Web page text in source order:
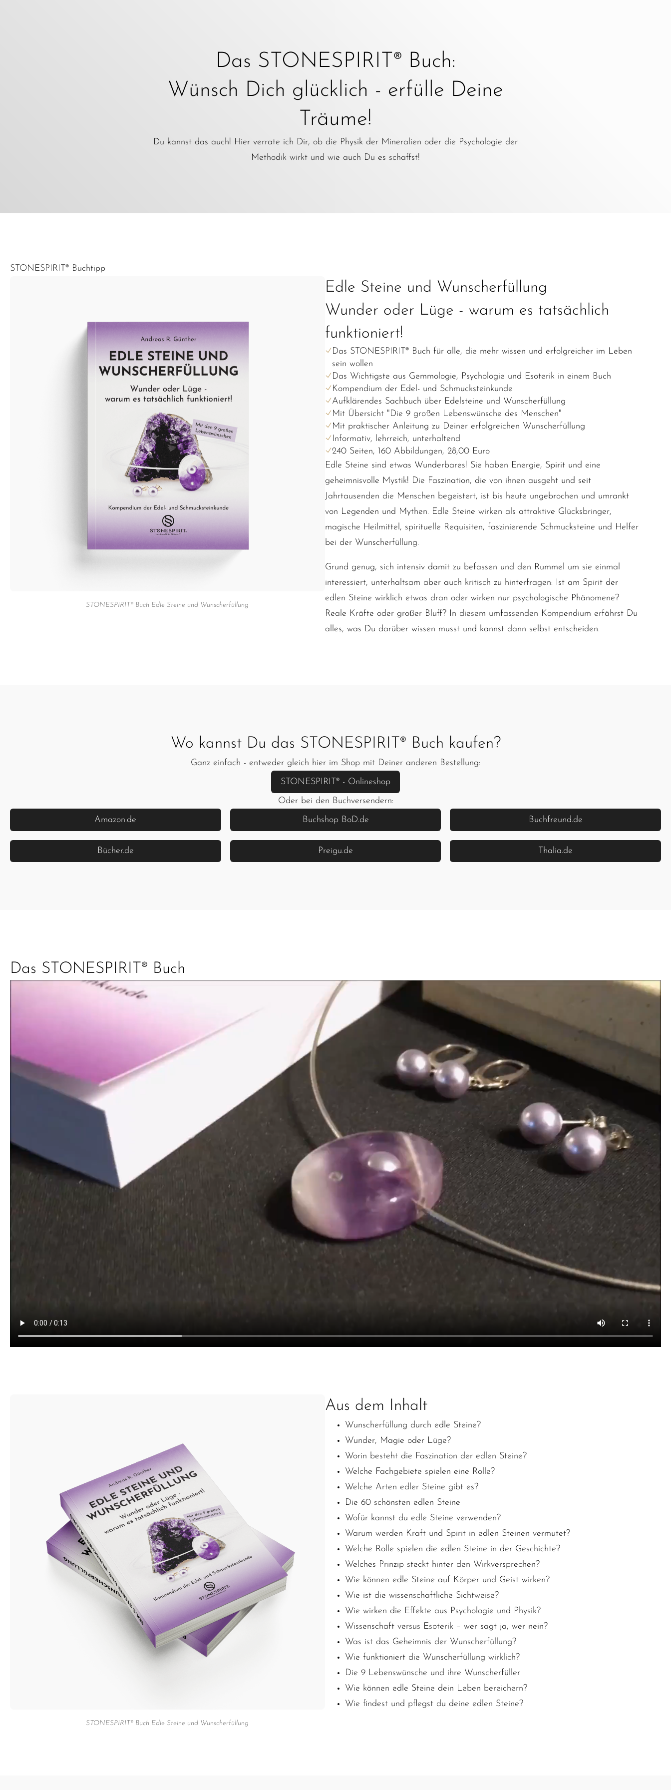
Das STONESPIRIT® Buch:
Wünsch Dich glücklich - erfülle Deine
Träume!
Du kannst das auch! Hier verrate ich Dir, ob die Physik der Mineralien oder die Psychologie der
Methodik wirkt und wie auch Du es schaffst!
STONESPIRIT® Buchtipp
STONESPIRIT® Buch Edle Steine und Wunscherfüllung
Edle Steine und Wunscherfüllung
Wunder oder Lüge - warum es tatsächlich
funktioniert!
Das STONESPIRIT® Buch für alle, die mehr wissen und erfolgreicher im Leben
sein wollen
Das Wichtigste aus Gemmologie, Psychologie und Esoterik in einem Buch
Kompendium der Edel- und Schmucksteinkunde
Aufklärendes Sachbuch über Edelsteine und Wunscherfüllung
Mit Übersicht "Die 9 großen Lebenswünsche des Menschen"
Mit praktischer Anleitung zu Deiner erfolgreichen Wunscherfüllung
Informativ, lehrreich, unterhaltend
240 Seiten, 160 Abbildungen, 28,00 Euro
Edle Steine sind etwas Wunderbares! Sie haben Energie, Spirit und eine
geheimnisvolle Mystik! Die Faszination, die von ihnen ausgeht und seit
Jahrtausenden die Menschen begeistert, ist bis heute ungebrochen und umrankt
von Legenden und Mythen. Edle Steine wirken als attraktive Glücksbringer,
magische Heilmittel, spirituelle Requisiten, faszinierende Schmucksteine und Helfer
bei der Wunscherfüllung.
Grund genug, sich intensiv damit zu befassen und den Rummel um sie einmal
interessiert, unterhaltsam aber auch kritisch zu hinterfragen: Ist am Spirit der
edlen Steine wirklich etwas dran oder wirken nur psychologische Phänomene?
Reale Kräfte oder großer Bluff? In diesem umfassenden Kompendium erfährst Du
alles, was Du darüber wissen musst und kannst dann selbst entscheiden.
Wo kannst Du das STONESPIRIT® Buch kaufen?
Ganz einfach - entweder gleich hier im Shop mit Deiner anderen Bestellung:
STONESPIRIT® - Onlineshop
Oder bei den Buchversendern:
Amazon.de Buchshop BoD.de Buchfreund.de
Bücher.de Preigu.de Thalia.de
Das STONESPIRIT® Buch
STONESPIRIT® Buch Edle Steine und Wunscherfüllung
Aus dem Inhalt
Wunscherfüllung durch edle Steine?
Wunder, Magie oder Lüge?
Worin besteht die Faszination der edlen Steine?
Welche Fachgebiete spielen eine Rolle?
Welche Arten edler Steine gibt es?
Die 60 schönsten edlen Steine
Wofür kannst du edle Steine verwenden?
Warum werden Kraft und Spirit in edlen Steinen vermutet?
Welche Rolle spielen die edlen Steine in der Geschichte?
Welches Prinzip steckt hinter den Wirkversprechen?
Wie können edle Steine auf Körper und Geist wirken?
Wie ist die wissenschaftliche Sichtweise?
Wie wirken die Effekte aus Psychologie und Physik?
Wissenschaft versus Esoterik – wer sagt ja, wer nein?
Was ist das Geheimnis der Wunscherfüllung?
Wie funktioniert die Wunscherfüllung wirklich?
Die 9 Lebenswünsche und ihre Wunscherfüller
Wie können edle Steine dein Leben bereichern?
Wie findest und pflegst du deine edlen Steine?